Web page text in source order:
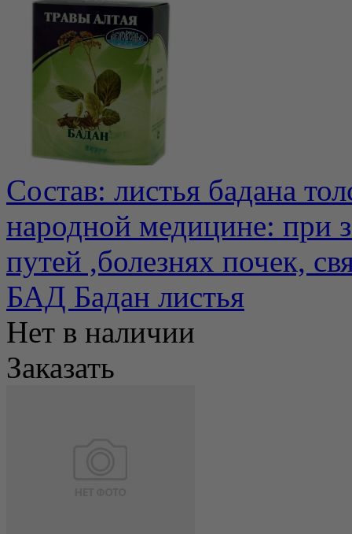
Состав: листья бадана
народной медицине: при
путей ,болезнях почек,
БАД Бадан листья
Нет в наличии
Заказать